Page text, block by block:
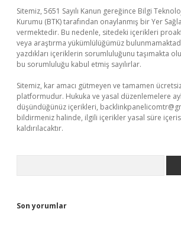
Sitemiz, 5651 Sayılı Kanun gereğince Bilgi
Kurumu (BTK) tarafından onaylanmış bir Yer
vermektedir. Bu nedenle, sitedeki içerikleri
veya araştırma yükümlülüğümüz
yazdıkları içeriklerin sorumluluğunu taşımakta
bu sorumluluğu kabul etmiş sayılırlar.
Sitemiz, kar amacı gütmeyen ve tamamen
platformudur. Hukuka ve yasal düzenlemelere
düşündüğünüz içerikleri,
bildirmeniz halinde, ilgili içerikler yasal süre
kaldırılacaktır.
Son yorumlar